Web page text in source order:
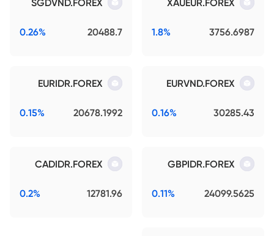
XAUEUR.FOREX
3756.6987
1.8%
SGDVND.FOREX
20488.7
0.26%
EURVND.FOREX
30285.43
0.16%
EURIDR.FOREX
20678.1992
0.15%
GBPIDR.FOREX
24099.5625
0.11%
CADIDR.FOREX
12781.96
0.2%